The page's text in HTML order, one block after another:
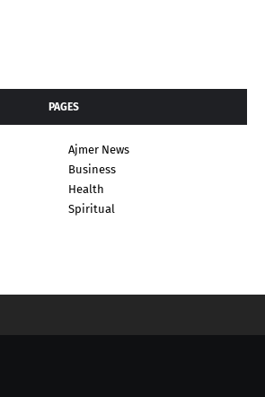
PAGES
Ajmer News
Business
Health
Spiritual